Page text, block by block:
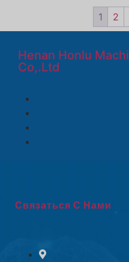
1 2
Henan Honlu
Co,.Ltd
Связаться С Нами